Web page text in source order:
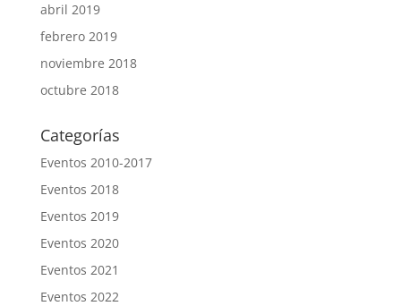
abril 2019
febrero 2019
noviembre 2018
octubre 2018
Categorías
Eventos 2010-2017
Eventos 2018
Eventos 2019
Eventos 2020
Eventos 2021
Eventos 2022